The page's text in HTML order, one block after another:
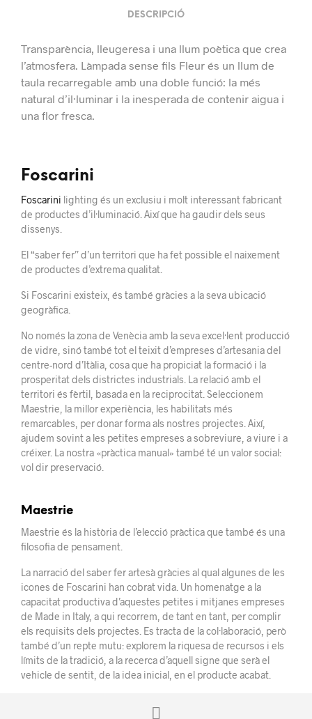
DESCRIPCIÓ
Transparència, lleugeresa i una llum poètica que crea
l’atmosfera. Làmpada sense fils Fleur és un llum de
taula recarregable amb una doble funció: la més
natural d’il·luminar i la inesperada de contenir aigua i
una flor fresca.
Foscarini
Foscarini lighting és un exclusiu i molt interessant fabricant
de productes d’il·luminació. Així que ha gaudir dels seus
dissenys.
El “saber fer” d’un territori que ha fet possible el naixement
de productes d’extrema qualitat.
Si Foscarini existeix, és també gràcies a la seva ubicació
geogràfica.
No només la zona de Venècia amb la seva excel·lent producció
de vidre, sinó també tot el teixit d’empreses d’artesania del
centre-nord d’Itàlia, cosa que ha propiciat la formació i la
prosperitat dels districtes industrials. La relació amb el
territori és fèrtil, basada en la reciprocitat. Seleccionem
Maestrie, la millor experiència, les habilitats més
remarcables, per donar forma als nostres projectes. Així,
ajudem sovint a les petites empreses a sobreviure, a viure i a
créixer. La nostra «pràctica manual» també té un valor social:
vol dir preservació.
Maestrie
Maestrie és la història de l’elecció pràctica que també és una
filosofia de pensament.
La narració del saber fer artesà gràcies al qual algunes de les
icones de Foscarini han cobrat vida. Un homenatge a la
capacitat productiva d’aquestes petites i mitjanes empreses
de Made in Italy, a qui recorrem, de tant en tant, per complir
els requisits dels projectes. Es tracta de la col·laboració, però
també d’un repte mutu: explorem la riquesa de recursos i els
límits de la tradició, a la recerca d’aquell signe que serà el
vehicle de sentit, de la idea inicial, en el producte acabat.